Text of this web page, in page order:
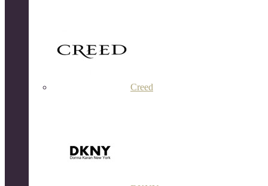
Creed